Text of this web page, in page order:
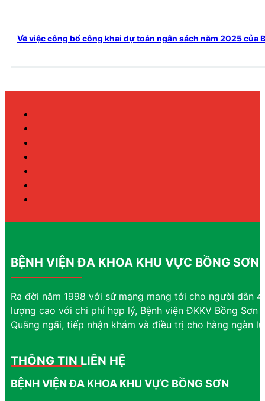
Về việc công bố công khai dự toán ngân sách năm 2025
BỆNH VIỆN ĐA KHOA KHU VỰC BỒNG SƠN
Ra đời năm 1998 với sứ mạng mang tới cho người dân
lượng cao với chi phí hợp lý, Bệnh viện ĐKKV Bồng
Quãng ngãi, tiếp nhận khám và điều trị cho hàng ngàn
THÔNG TIN LIÊN HỆ
BỆNH VIỆN ĐA KHOA KHU VỰC BỒNG SƠN